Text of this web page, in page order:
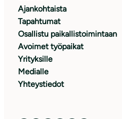
Ajankohtaista
Tapahtumat
Osallistu paikallistoimintaan
Avoimet työpaikat
Yrityksille
Medialle
Yhteystiedot